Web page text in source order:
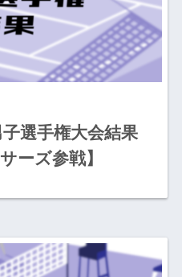
選手権大会結果
ーズ参戦】